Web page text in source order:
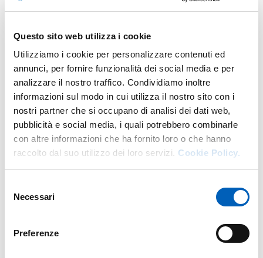
Questo sito web utilizza i cookie
Utilizziamo i cookie per personalizzare contenuti ed
annunci, per fornire funzionalità dei social media e per
analizzare il nostro traffico. Condividiamo inoltre
informazioni sul modo in cui utilizza il nostro sito con i
nostri partner che si occupano di analisi dei dati web,
pubblicità e social media, i quali potrebbero combinarle
con altre informazioni che ha fornito loro o che hanno
raccolto dal suo utilizzo dei loro servizi. Cookie Policy.
delNecessari
Preferenze
di Leopoldo Sarli – medico chirurgo e docente
riflessione divulgativa sulla salute globale, intesa come
bene collettivo che va oltre l’ospedale e il sapere tecnico.
l’aperitivo diventa un’occasione per offrire chiavi di
lettura scientifiche e critiche su temi che toccano tutti:
globale, per accompagnare il pubblico in un percorso
accessibile e coinvolgente che invita a ripensare la salute
per costruire società più giuste e sostenibili, in linea con